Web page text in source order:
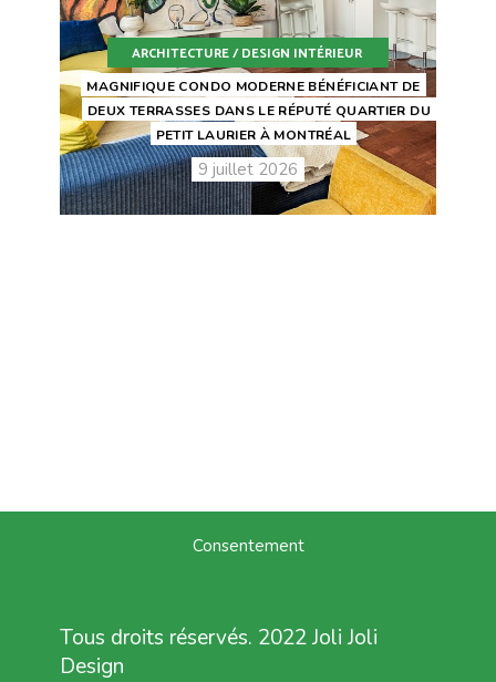
ARCHITECTURE / DESIGN INTÉRIEUR
MAGNIFIQUE CONDO MODERNE BÉNÉFICIANT DE
DEUX TERRASSES DANS LE RÉPUTÉ QUARTIER DU
PETIT LAURIER À MONTRÉAL
9 juillet 2026
Consentement
Tous droits réservés. 2022 Joli Joli
Design